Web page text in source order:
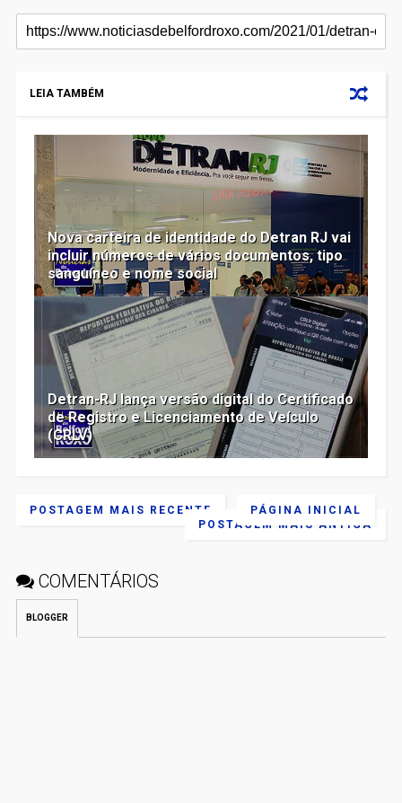
LEIA TAMBÉM
Nova carteira de identidade do Detran RJ vai
incluir números de vários documentos, tipo
sanguíneo e nome social
Detran-RJ lança versão digital do Certificado
de Registro e Licenciamento de Veículo
(CRLV)
POSTAGEM MAIS RECENTE
POSTAGEM MAIS ANTIGA
PÁGINA INICIAL
COMENTÁRIOS
BLOGGER